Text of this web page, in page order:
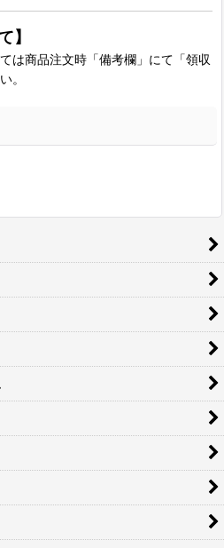
】
は商品注文時「備考欄」にて「領収
。